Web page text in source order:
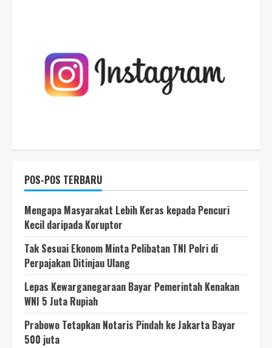
POS-POS TERBARU
Mengapa Masyarakat Lebih Keras kepada Pencuri
Kecil daripada Koruptor
Tak Sesuai Ekonom Minta Pelibatan TNI Polri di
Perpajakan Ditinjau Ulang
Lepas Kewarganegaraan Bayar Pemerintah Kenakan
WNI 5 Juta Rupiah
Prabowo Tetapkan Notaris Pindah ke Jakarta Bayar
500 juta